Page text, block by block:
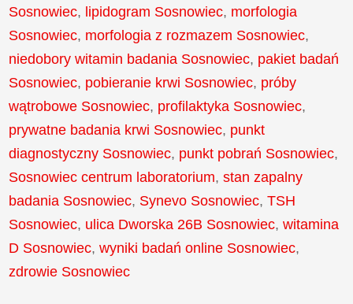
Sosnowiec, lipidogram Sosnowiec, morfologia
Sosnowiec, morfologia z rozmazem Sosnowiec,
niedobory witamin badania Sosnowiec, pakiet badań
Sosnowiec, pobieranie krwi Sosnowiec, próby
wątrobowe Sosnowiec, profilaktyka Sosnowiec,
prywatne badania krwi Sosnowiec, punkt
diagnostyczny Sosnowiec, punkt pobrań Sosnowiec,
Sosnowiec centrum laboratorium,stan zapalny
badania Sosnowiec, Synevo Sosnowiec,TSH
Sosnowiec, ulica Dworska 26B Sosnowiec,witamina
D Sosnowiec,wyniki badań online Sosnowiec,
zdrowie Sosnowiec